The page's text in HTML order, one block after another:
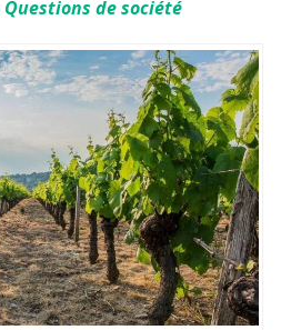
Questions de société